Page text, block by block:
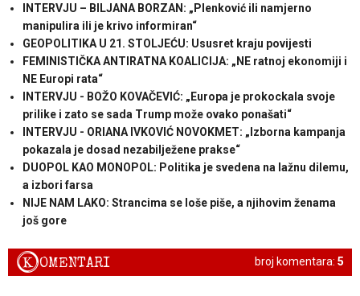
INTERVJU – BILJANA BORZAN: „Plenković ili namjerno
manipulira ili je krivo informiran“
GEOPOLITIKA U 21. STOLJEĆU: Ususret kraju povijesti
FEMINISTIČKA ANTIRATNA KOALICIJA: „NE ratnoj ekonomiji i
NE Europi rata“
INTERVJU - BOŽO KOVAČEVIĆ: „Europa je prokockala svoje
prilike i zato se sada Trump može ovako ponašati“
INTERVJU - ORIANA IVKOVIĆ NOVOKMET: „Izborna kampanja
pokazala je dosad nezabilježene prakse“
DUOPOL KAO MONOPOL: Politika je svedena na lažnu dilemu,
a izbori farsa
NIJE NAM LAKO: Strancima se loše piše, a njihovim ženama
još gore
broj komentara: 5
KOMENTARI